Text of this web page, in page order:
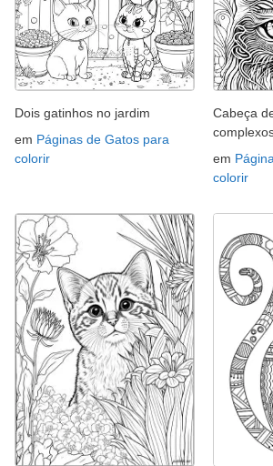
Dois gatinhos no jardim
em Páginas de Gatos para
colorir
Cabeça
em
colorir